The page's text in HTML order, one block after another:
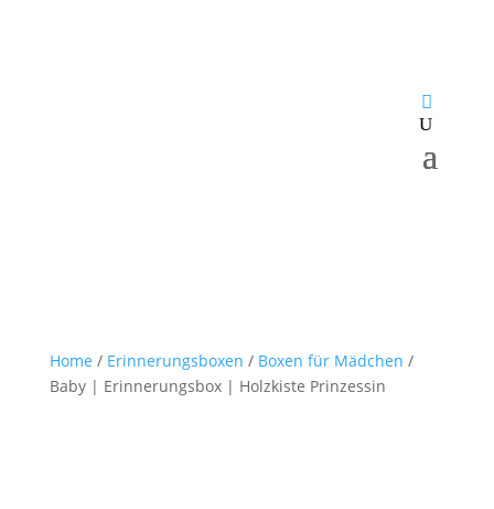
Home / Erinnerungsboxen / Boxen für Mädchen /
Baby | Erinnerungsbox | Holzkiste Prinzessin